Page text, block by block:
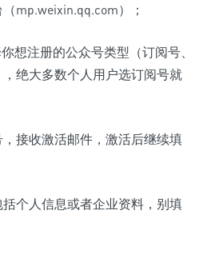
mp.weixin.qq.com）；
想注册的公众号类型（订阅号、
绝大多数个人用户选订阅号就
接收激活邮件，激活后继续填
个人信息或者企业资料，别填